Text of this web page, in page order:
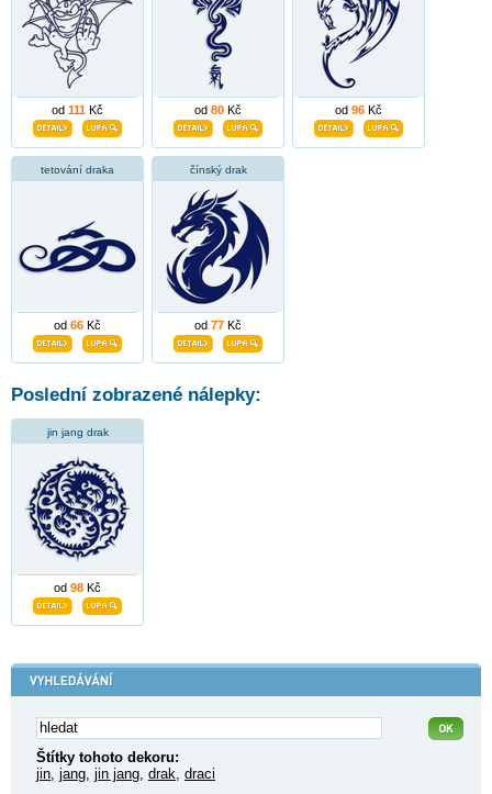
od 111 Kč od 80 Kč od 96 Kč
tetování draka
od 66 Kč
čínský drak
od 77 Kč
Poslední zobrazené nálepky:
jin jang drak
od 98 Kč
Štítky tohoto dekoru:
jin jang jin jang drak draci